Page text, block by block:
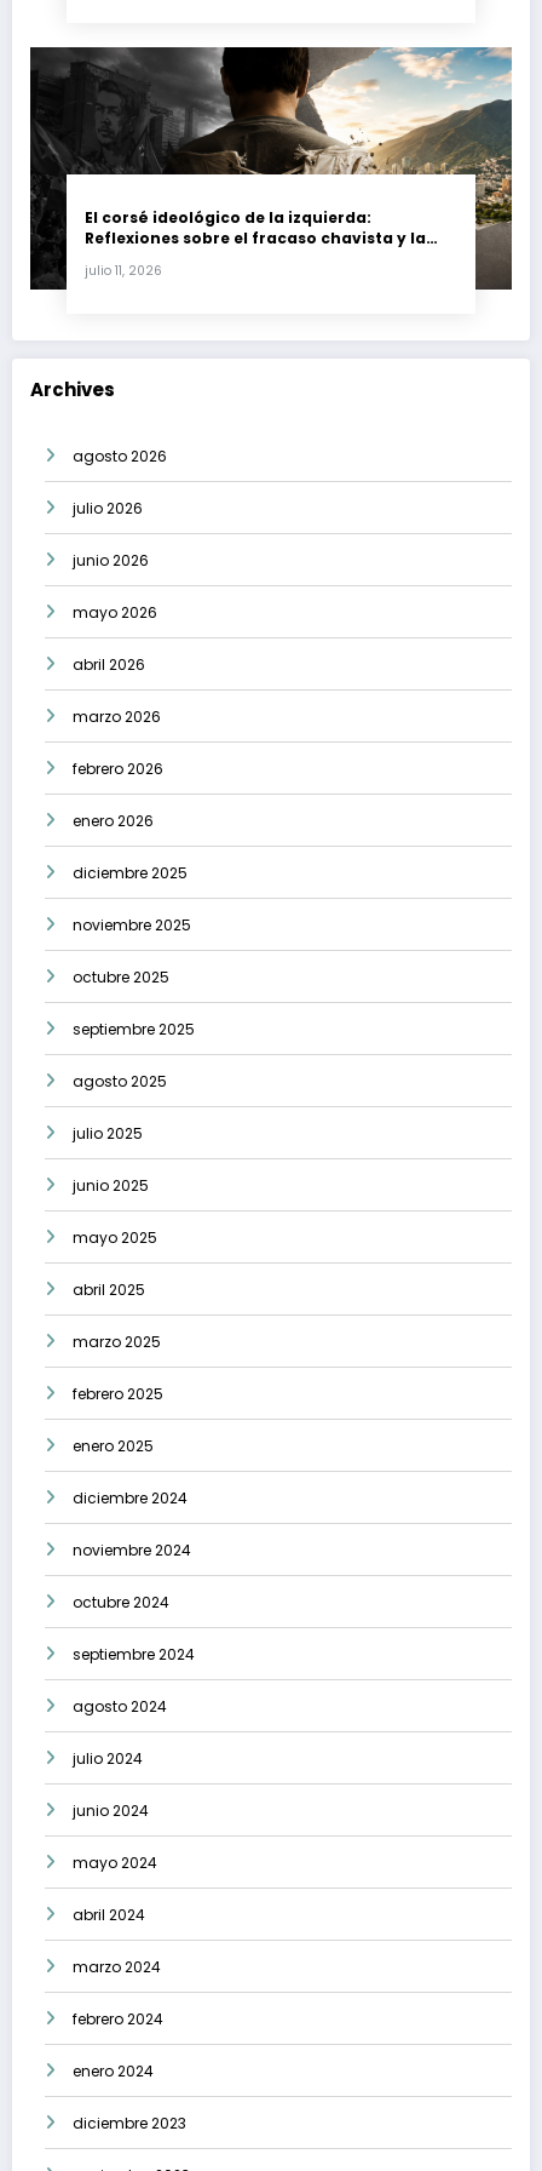
El corsé ideológico de la izquierda:
Reflexiones sobre el fracaso chavista y la
julio 11, 2026
Archives
agosto 2026
julio 2026
junio 2026
mayo 2026
abril 2026
marzo 2026
febrero 2026
enero 2026
diciembre 2025
noviembre 2025
octubre 2025
septiembre 2025
agosto 2025
julio 2025
junio 2025
mayo 2025
abril 2025
marzo 2025
febrero 2025
enero 2025
diciembre 2024
noviembre 2024
octubre 2024
septiembre 2024
agosto 2024
julio 2024
junio 2024
mayo 2024
abril 2024
marzo 2024
febrero 2024
enero 2024
diciembre 2023